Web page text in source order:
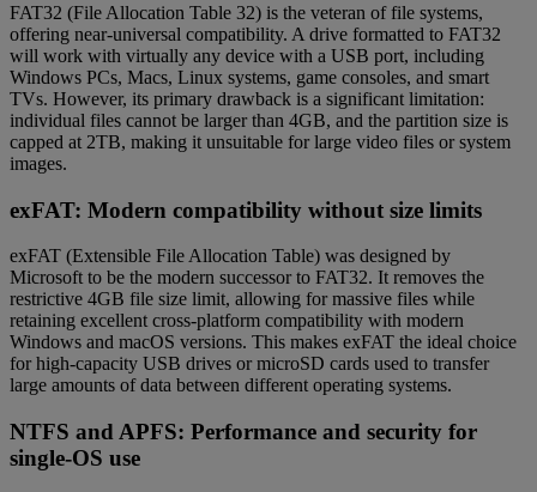
FAT32 (File Allocation Table 32) is the veteran of file systems,
offering near-universal compatibility. A drive formatted to FAT32
will work with virtually any device with a USB port, including
Windows PCs, Macs, Linux systems, game consoles, and smart
TVs. However, its primary drawback is a significant limitation:
individual files cannot be larger than 4GB, and the partition size is
capped at 2TB, making it unsuitable for large video files or system
images.
exFAT: Modern compatibility without size limits
exFAT (Extensible File Allocation Table) was designed by
Microsoft to be the modern successor to FAT32. It removes the
restrictive 4GB file size limit, allowing for massive files while
retaining excellent cross-platform compatibility with modern
Windows and macOS versions. This makes exFAT the ideal choice
for high-capacity USB drives or microSD cards used to transfer
large amounts of data between different operating systems.
NTFS and APFS: Performance and security for
single-OS use